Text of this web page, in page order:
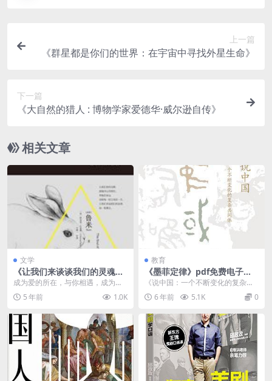
上一篇
《群星都是你们的世界：在宇宙中寻找外星生命》
下一篇
《大自然的猎人 : 博物学家爱德华·威尔逊自传》
相关文章
文学
《让我们来谈谈我们的灵魂》
PDF电子书下载
成为爱的所在，与你相遇，成为我
们一起走近鲁米、探知自我内在的
一个契机！ “在对和...
5 年前 1.0K
教育
《墨菲定律》pdf免费电子书
资源下载
《说中国：一个不断变化的复杂共
同体》本书的起因，乃是有一位朋
友提出一个问题：“我...
6 年前 5.1K 0